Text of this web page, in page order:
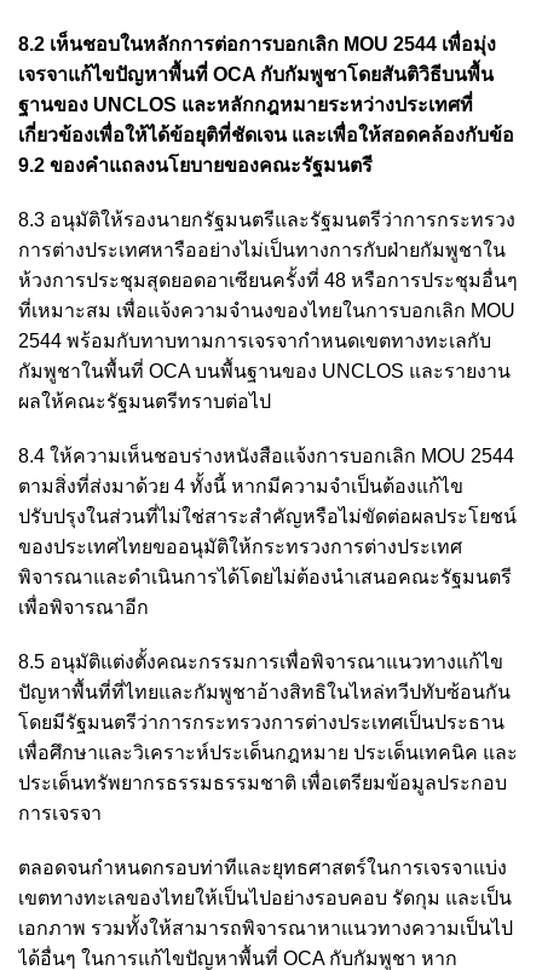
8.2 เห็นชอบในหลักการต่อการบอกเลิก MOU 2544 เพื่อมุ่ง
เจรจาแก้ไขปัญหาพื้นที่ OCA กับกัมพูชาโดยสันติวิธีบนพื้น
ฐานของ UNCLOS และหลักกฎหมายระหว่างประเทศที่
เกี่ยวข้องเพื่อให้ได้ข้อยุติที่ชัดเจน และเพื่อให้สอดคล้องกับข้อ
9.2 ของคำแถลงนโยบายของคณะรัฐมนตรี
8.3 อนุมัติให้รองนายกรัฐมนตรีและรัฐมนตรีว่าการกระทรวง
การต่างประเทศหารืออย่างไม่เป็นทางการกับฝ่ายกัมพูชาใน
ห้วงการประชุมสุดยอดอาเซียนครั้งที่ 48 หรือการประชุมอื่นๆ
ที่เหมาะสม เพื่อแจ้งความจำนงของไทยในการบอกเลิก MOU
2544 พร้อมกับทาบทามการเจรจากำหนดเขตทางทะเลกับ
กัมพูชาในพื้นที่ OCA บนพื้นฐานของ UNCLOS และรายงาน
ผลให้คณะรัฐมนตรีทราบต่อไป
8.4 ให้ความเห็นชอบร่างหนังสือแจ้งการบอกเลิก MOU 2544
ตามสิ่งที่ส่งมาด้วย 4 ทั้งนี้ หากมีความจำเป็นต้องแก้ไข
ปรับปรุงในส่วนที่ไม่ใช่สาระสำคัญหรือไม่ขัดต่อผลประโยชน์
ของประเทศไทยขออนุมัติให้กระทรวงการต่างประเทศ
พิจารณาและดำเนินการได้โดยไม่ต้องนำเสนอคณะรัฐมนตรี
เพื่อพิจารณาอีก
8.5 อนุมัติแต่งตั้งคณะกรรมการเพื่อพิจารณาแนวทางแก้ไข
ปัญหาพื้นที่ที่ไทยและกัมพูชาอ้างสิทธิในไหล่ทวีปทับซ้อนกัน
โดยมีรัฐมนตรีว่าการกระทรวงการต่างประเทศเป็นประธาน
เพื่อศึกษาและวิเคราะห์ประเด็นกฎหมาย ประเด็นเทคนิค และ
ประเด็นทรัพยากรธรรมธรรมชาติ เพื่อเตรียมข้อมูลประกอบ
การเจรจา
ตลอดจนกำหนดกรอบท่าทีและยุทธศาสตร์ในการเจรจาแบ่ง
เขตทางทะเลของไทยให้เป็นไปอย่างรอบคอบ รัดกุม และเป็น
เอกภาพ รวมทั้งให้สามารถพิจารณาหาแนวทางความเป็นไป
ได้อื่นๆ ในการแก้ไขปัญหาพื้นที่ OCA กับกัมพูชา หาก